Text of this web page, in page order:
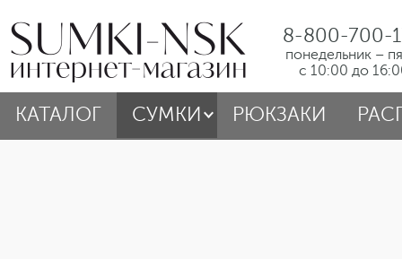
8-800-700-
понедельник –
с 10:00 до
КАТАЛОГ СУМКИ РЮКЗАКИ